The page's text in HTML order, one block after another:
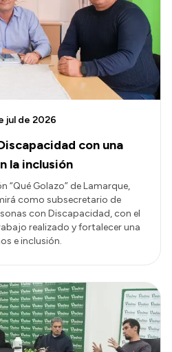
con una
la inclusión
jul de 2026
“Qué Golazo” de Lamarque,
como subsecretario de
con Discapacidad, con el
realizado y fortalecer una
e inclusión.